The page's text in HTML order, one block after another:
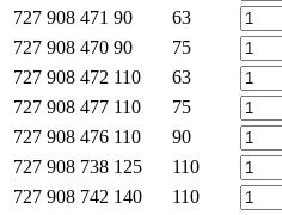
727 908 471 90
63
727 908 470 90
75
727 908 472 110
63
727 908 477 110
75
727 908 476 110
90
727 908 738 125
110
727 908 742 140
110